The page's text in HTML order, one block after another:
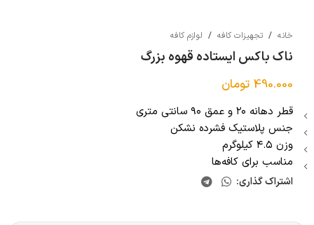
خانه / تجهیزات کافه / لوازم کافه
ناک باکس ایستاده قهوه بزرگ
490.000 تومان
قطر دهانه ۲۰ و عمق ۹۰ سانتی متری
جنس پلاستیک فشرده نشکن
وزن ۴.۵ کیلوگرم
مناسب برای کافه‌ها
اشتراک گذاری: